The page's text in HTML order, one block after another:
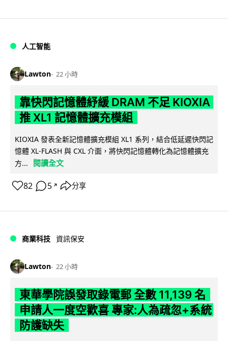
人工智能
Lawton 22 小時
靠快閃記憶體紓緩 DRAM 不足 KIOXIA
推 XL1 記憶體擴充模組
KIOXIA 發表全新記憶體擴充模組 XL1 系列，結合低延遲快閃記
憶體 XL-FLASH 與 CXL 介面，將快閃記憶體轉化為記憶體擴充
方...
閱讀全文
82 5 ↗ 分享
商業科技 資訊保安
Lawton 22 小時
東華學院誤發取錄電郵 全數 11,139 名
申請人一度空歡喜 專家:人為疏忽+系統
防護缺失